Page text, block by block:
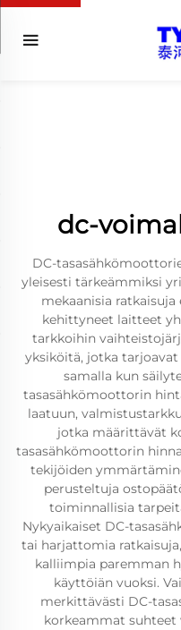
dc-
DC-
yleisesti tärkeämmiksi
mekaanisia
kehittyneet laitteet
tarkkoihin
yksiköitä, jotka
samalla kun
tasasähkömoottorin
laatuun,
jotka määrittävät
tasasähkömoottorin
tekijöiden
perusteltuja
toiminnallisia
Nykyaikaiset DC-
tai harjattomia
kalliimpia paremman
käyttöiän vuoksi.
merkittävästi DC-
korkeammat